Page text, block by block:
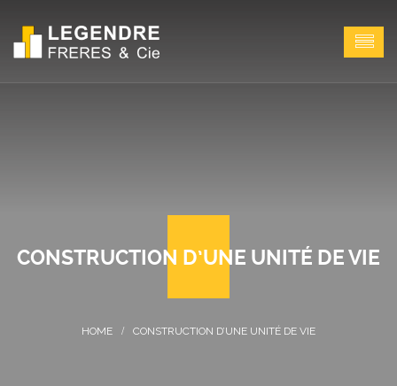
CONSTRUCTION D’UNE UNITÉ DE VIE
CONSTRUCTION D’UNE UNITÉ DE VIE